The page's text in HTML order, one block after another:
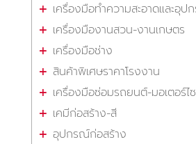
เครื่องมือทำความสะอาดและอุป
เครื่องมืองานสวน-งานเกษตร
เครื่องมือช่าง
สินค้าพิเศษราคาโรงงาน
เครื่องมือซ่อมรถยนต์-มอเตอร์ไ
เคมีก่อสร้าง-สี
อุปกรณ์ก่อสร้าง